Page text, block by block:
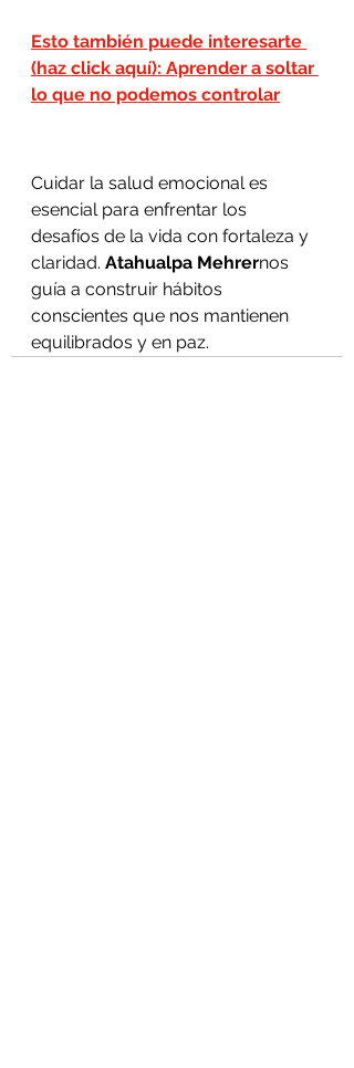
Esto también puede interesarte
(haz click aquí): Aprender a soltar
lo que no podemos controlar
Cuidar la salud emocional es
esencial para enfrentar los
desafíos de la vida con fortaleza y
claridad. Atahualpa Mehrernos
guía a construir hábitos
conscientes que nos mantienen
equilibrados y en paz.